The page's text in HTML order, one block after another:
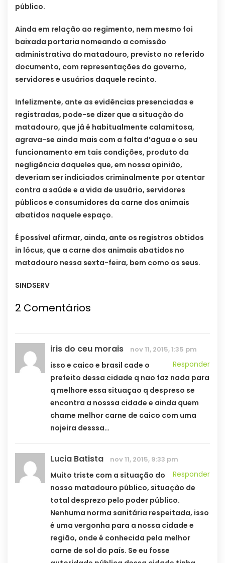
público.
Ainda em relação ao regimento, nem mesmo foi
baixada portaria nomeando a comissão
administrativa do matadouro, previsto no referido
documento, com representações do governo,
servidores e usuários daquele recinto.
Infelizmente, ante as evidências presenciadas e
registradas, pode-se dizer que a situação do
matadouro, que já é habitualmente calamitosa,
agrava-se ainda mais com a falta d’agua e o seu
funcionamento em tais condições, produto da
negligência daqueles que, em nossa opinião,
deveriam ser indiciados criminalmente por atentar
contra a saúde e a vida de usuário, servidores
públicos e consumidores da carne dos animais
abatidos naquele espaço.
É possível afirmar, ainda, ante os registros obtidos
in lócus, que a carne dos animais abatidos no
matadouro nessa sexta-feira, bem como os seus.
SINDSERV
2 Comentários
iris do ceu morais nov 11, 2015, 1:35 pm
Responder
isso e caico e brasil cade o
prefeito dessa cidade q nao faz nada para
q melhore essa situaçao q despreso se
encontra a nosssa cidade e ainda quem
chame melhor carne de caico com uma
nojeira desssa…
Lucia Batista nov 11, 2015, 9:33 pm
Responder
Muito triste com a situação do
nosso matadouro público, situação de
total desprezo pelo poder público.
Nenhuma norma sanitária respeitada, isso
é uma vergonha para a nossa cidade e
região, onde é conhecida pela melhor
carne de sol do país. Se eu fosse